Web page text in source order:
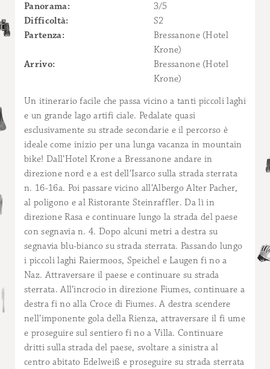
Panorama:
3/5
Difficoltà:
S2
Partenza:
Bressanone (Hotel
Krone)
Arrivo:
Bressanone (Hotel
Krone)
Un itinerario facile che passa vicino a tanti piccoli laghi
e un grande lago artifi ciale. Pedalate quasi
esclusivamente su strade secondarie e il percorso è
ideale come inizio per una lunga vacanza in mountain
bike! Dall‘Hotel Krone a Bressanone andare in
direzione nord e a est dell‘Isarco sulla strada sterrata
n. 16-16a. Poi passare vicino all‘Albergo Alter Pacher,
al poligono e al Ristorante Steinraffler. Da lì in
direzione Rasa e continuare lungo la strada del paese
con segnavia n. 4. Dopo alcuni metri a destra su
segnavia blu-bianco su strada sterrata. Passando lungo
i piccoli laghi Raiermoos, Speichel e Laugen fi no a
Naz. Attraversare il paese e continuare su strada
sterrata. All‘incrocio in direzione Fiumes, continuare a
destra fi no alla Croce di Fiumes. A destra scendere
nell‘imponente gola della Rienza, attraversare il fi ume
e proseguire sul sentiero fi no a Villa. Continuare
dritti sulla strada del paese, svoltare a sinistra al
centro abitato Edelweiß e proseguire su strada sterrata